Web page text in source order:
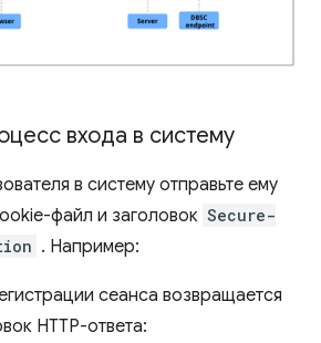
входа в систему
в систему отправьте ему
файл и заголовок Secure-
. Например:
сеанса возвращается
HTTP-ответа: